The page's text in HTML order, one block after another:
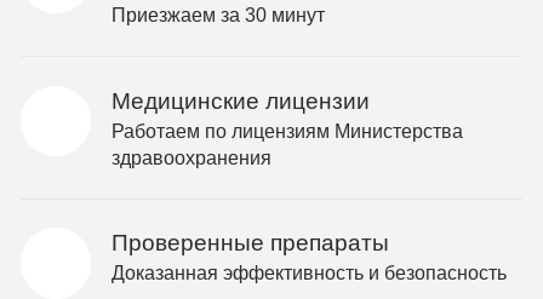
Приезжаем за 30 минут
Медицинские лицензии
Работаем по лицензиям Министерства
здравоохранения
Проверенные препараты
Доказанная эффективность и безопасность